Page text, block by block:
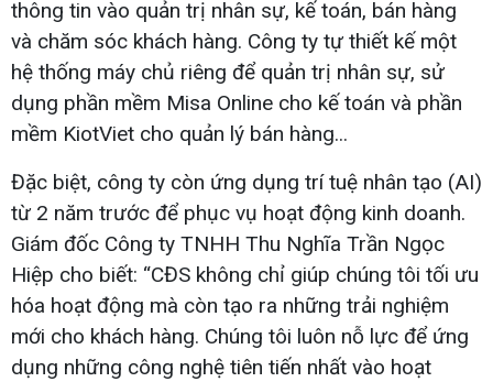
thông tin vào quản trị nhân sự, kế toán, bán hàng
và chăm sóc khách hàng. Công ty tự thiết kế một
hệ thống máy chủ riêng để quản trị nhân sự, sử
dụng phần mềm Misa Online cho kế toán và phần
mềm KiotViet cho quản lý bán hàng...
Đặc biệt, công ty còn ứng dụng trí tuệ nhân tạo (AI)
từ 2 năm trước để phục vụ hoạt động kinh doanh.
Giám đốc Công ty TNHH Thu Nghĩa Trần Ngọc
Hiệp cho biết: “CĐS không chỉ giúp chúng tôi tối ưu
hóa hoạt động mà còn tạo ra những trải nghiệm
mới cho khách hàng. Chúng tôi luôn nỗ lực để ứng
dụng những công nghệ tiên tiến nhất vào hoạt